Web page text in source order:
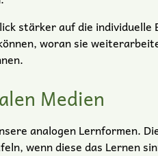
stärker auf die
woran sie
Medien
analogen Lernformen.
wenn diese das Lernen